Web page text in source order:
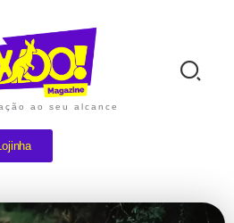
ao seu alcance